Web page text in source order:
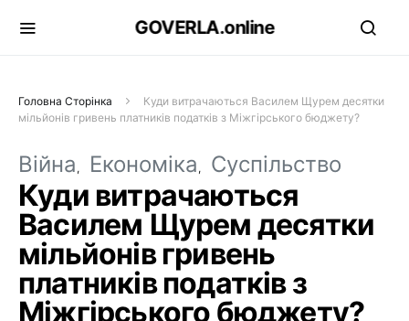
GOVERLA.online
Головна Сторінка
Куди витрачаються Василем Щурем десятки
мільйонів гривень платників податків з Міжгірського бюджету?
Війна Економіка Суспільство
Куди витрачаються
Василем Щурем десятки
мільйонів гривень
платників податків з
Міжгірського бюджету?